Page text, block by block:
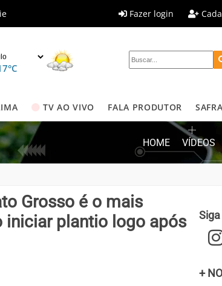
Fazer login
TV AO VIVO FALA PRODUTOR SAFRA
HOME VÍDEOS
Grosso é o mais
iniciar plantio logo após
+